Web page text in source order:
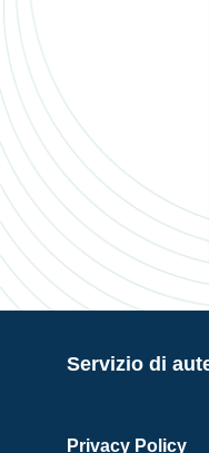
Servizio di
Privacy Policy